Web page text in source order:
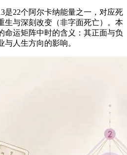
是22个阿尔卡纳能量之一，对应死
与深刻改变（非字面死亡）。本
命运矩阵中时的含义：其正面与负
人生方向的影响。